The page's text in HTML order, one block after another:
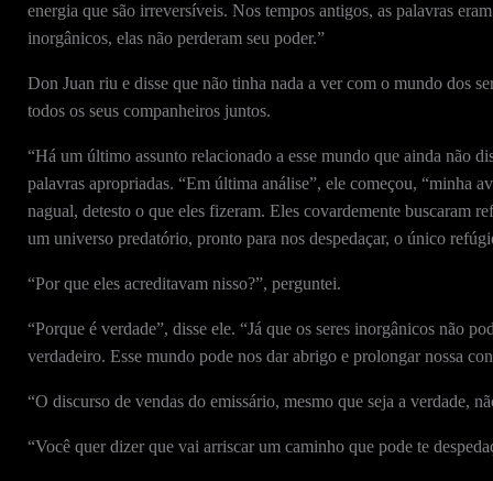
energia que são irreversíveis. Nos tempos antigos, as palavras
inorgânicos, elas não perderam seu poder.”
Don Juan riu e disse que não tinha nada a ver com o mundo dos
todos os seus companheiros juntos.
“Há um último assunto relacionado a esse mundo que ainda não
palavras apropriadas. “Em última análise”, ele começou, “minha
nagual, detesto o que eles fizeram. Eles covardemente buscaram
um universo predatório, pronto para nos despedaçar, o único
“Por que eles acreditavam nisso?”, perguntei.
“Porque é verdade”, disse ele. “Já que os seres inorgânicos não
verdadeiro. Esse mundo pode nos dar abrigo e prolongar nossa
“O discurso de vendas do emissário, mesmo que seja a verdade,
“Você quer dizer que vai arriscar um caminho que pode te